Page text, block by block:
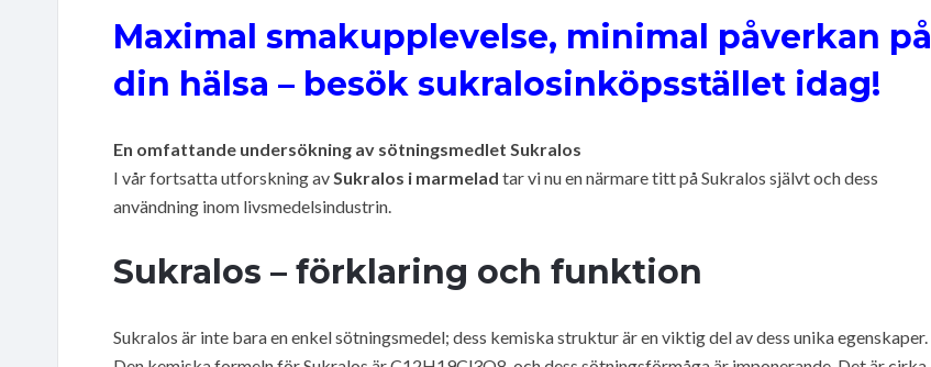
Maximal smakupplevelse, minimal påverkan på
din hälsa – besök sukralosinköpsstället idag!
En omfattande undersökning av sötningsmedlet Sukralos
I vår fortsatta utforskning avSukralos i marmelad tar vi nu en närmare titt på Sukralos självt och dess
användning inom livsmedelsindustrin.
Sukralos – förklaring och funktion
Sukralos är inte bara en enkel sötningsmedel; dess kemiska struktur är en viktig del av dess unika egenskaper.